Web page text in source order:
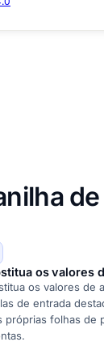
os valores
os valores de
de entrada
próprias folhas de